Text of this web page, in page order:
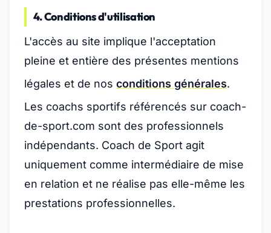
4. Conditions d'utilisation
L'accès au site implique l'acceptation
pleine et entière des présentes mentions
légales et de nos conditions générales.
Les coachs sportifs référencés sur coach-
de-sport.com sont des professionnels
indépendants. Coach de Sport agit
uniquement comme intermédiaire de mise
en relation et ne réalise pas elle-même les
prestations professionnelles.